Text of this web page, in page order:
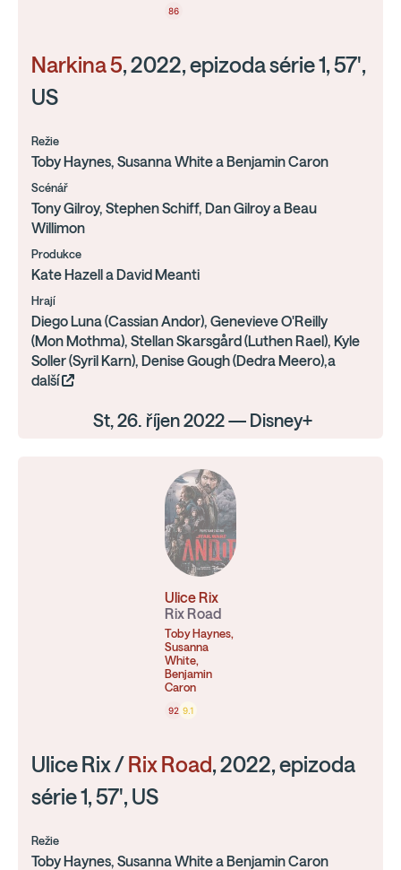
86
Narkina 5, 2022, epizoda série 1, 57',
US
Režie
Toby Haynes, Susanna White a Benjamin Caron
Scénář
Tony Gilroy, Stephen Schiff, Dan Gilroy a Beau
Willimon
Produkce
Kate Hazell a David Meanti
Hrají
Diego Luna (Cassian Andor), Genevieve O'Reilly
(Mon Mothma), Stellan Skarsgård (Luthen Rael), Kyle
Soller (Syril Karn), Denise Gough (Dedra Meero),a
další
St, 26. říjen 2022 — Disney+
Ulice Rix
Rix Road
Toby Haynes,
Susanna
White,
Benjamin
Caron
92 9.1
Ulice Rix / Rix Road, 2022, epizoda
série 1, 57', US
Režie
Toby Haynes, Susanna White a Benjamin Caron